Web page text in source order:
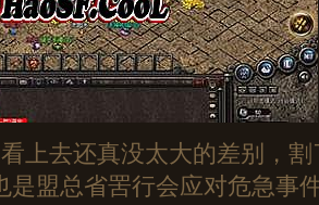
上去还真没太大的差别，
是盟总省罟行会应对危急事